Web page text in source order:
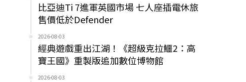
比亞迪Ti 7進軍英國市場 七人座插電休旅
售價低於Defender
2026-08-03
經典遊戲重出江湖！《超級克拉鱷2：高
寶王國》重製版追加數位博物館
2026-08-03